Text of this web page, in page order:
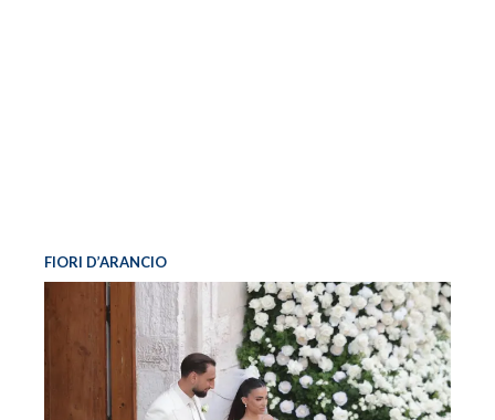
FIORI D’ARANCIO